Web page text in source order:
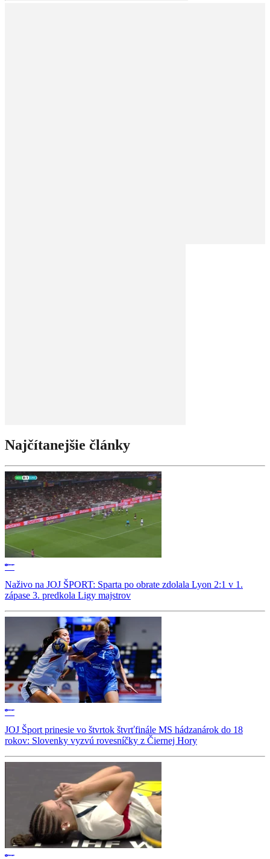
Najčítanejšie články
Naživo na JOJ ŠPORT: Sparta po obrate zdolala Lyon 2:1 v 1.
zápase 3. predkola Ligy majstrov
JOJ Šport prinesie vo štvrtok štvrťfinále MS hádzanárok do 18
rokov: Slovenky vyzvú rovesníčky z Čiernej Hory